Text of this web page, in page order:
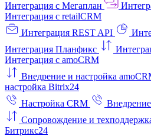
Интеграция с Мегаплан
Интеграция с retailCRM
Интеграция REST API
Интеграция Планфикс
Интеграция с amoCRM
Внедрение и настройка
настройка Bitrix24
Настройка CRM
Сопровождение и
Битрикс24